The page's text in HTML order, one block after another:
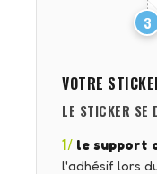
3
VOTRE
LE STICKER SE
1/ le support
l'adhésif lors